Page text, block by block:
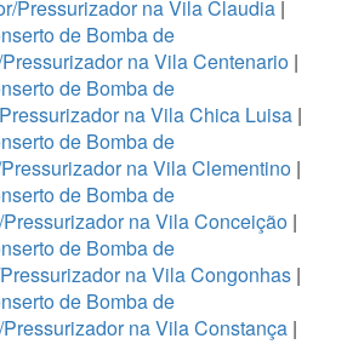
Pressurizador na Vila Claudia|
de Bomba de
na Vila Centenario |
de Bomba de
na Vila Chica Luisa |
de Bomba de
na Vila Clementino|
de Bomba de
na Vila Conceição |
de Bomba de
na Vila Congonhas |
de Bomba de
na Vila Constança |